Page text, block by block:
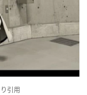
引用